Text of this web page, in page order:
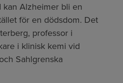
Alzheimer bli en
för en dödsdom. Det
professor i
i klinisk kemi vid
Sahlgrenska